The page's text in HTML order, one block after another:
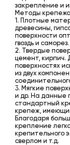
закрепление и
Методы
1. Плотные
древесины,
поверхности
гвоздь и саморез.
2. Твердые
цемент, кирпич.
поверхностях
из двух
3. Мягкие
и др. На данные
стандартный
крепеж,
Благодаря
крепление
крепительного
сверлом и т.д.